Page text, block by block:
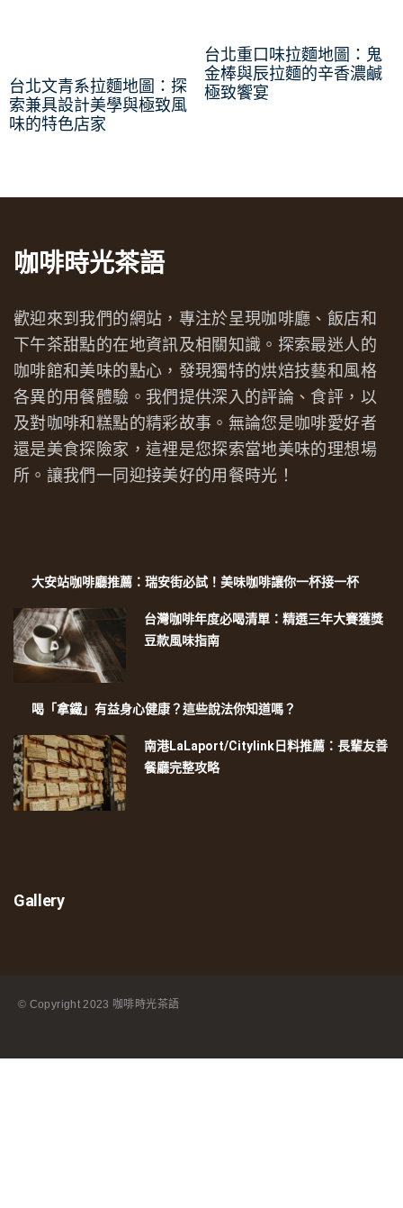
台北文青系拉麵地圖：探
索兼具設計美學與極致風
味的特色店家
台北重口味拉麵地圖：鬼
金棒與辰拉麵的辛香濃鹹
極致饗宴
咖啡時光茶語
歡迎來到我們的網站，專注於呈現咖啡廳、飯店和
下午茶甜點的在地資訊及相關知識。探索最迷人的
咖啡館和美味的點心，發現獨特的烘焙技藝和風格
各異的用餐體驗。我們提供深入的評論、食評，以
及對咖啡和糕點的精彩故事。無論您是咖啡愛好者
還是美食探險家，這裡是您探索當地美味的理想場
所。讓我們一同迎接美好的用餐時光！
大安站咖啡廳推薦：瑞安街必試！美味咖啡讓你一杯接一杯
台灣咖啡年度必喝清單：精選三年大賽獲獎
豆款風味指南
喝「拿鐵」有益身心健康？這些說法你知道嗎？
南港LaLaport/Citylink日料推薦：長輩友善
餐廳完整攻略
Gallery
© Copyright 2023 咖啡時光茶語